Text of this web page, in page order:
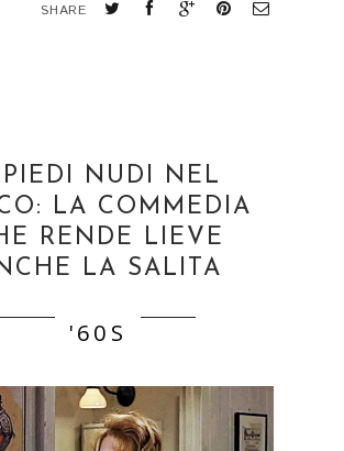
SHARE
NUDI NEL
LA COMMEDIA
RENDE LIEVE
LA SALITA
'60S